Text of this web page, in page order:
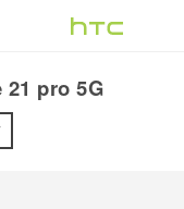
21 pro 5G‎